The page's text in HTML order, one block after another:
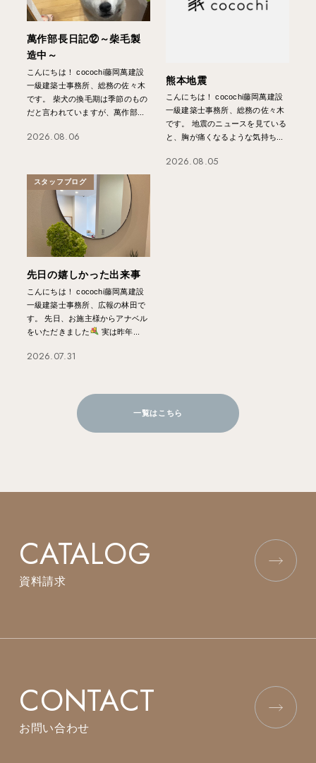
萬作部長日記⑫～柴毛製
造中～
こんにちは！ cocochi藤岡萬建設
一級建築士事務所、総務の佐々木
です。 柴犬の換毛期は季節のもの
だと言われていますが、萬作部...
2026.08.06
熊本地震
こんにちは！ cocochi藤岡萬建設
一級建築士事務所、総務の佐々木
です。 地震のニュースを見ている
と、胸が痛くなるような気持ち...
2026.08.05
スタッフブログ
先日の嬉しかった出来事
こんにちは！ cocochi藤岡萬建設
一級建築士事務所、広報の林田で
す。 先日、お施主様からアナベル
をいただきました
実は昨年...
2026.07.31
一覧はこちら
CATALOG
資料請求
CONTACT
お問い合わせ